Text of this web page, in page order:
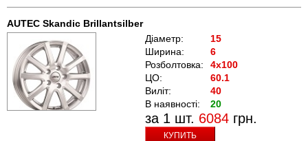
AUTEC Skandic Brillantsilber
Діаметр:
15
Ширина:
6
Розболтовка:
4x100
ЦО:
60.1
Виліт:
40
В наявності:
20
за 1 шт. 6084 грн.
КУПИТЬ